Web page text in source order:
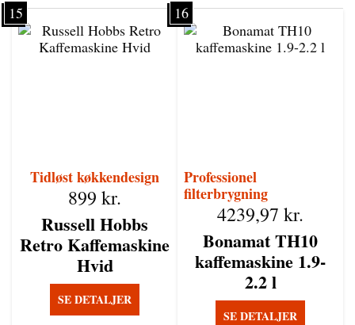
15
Tidløst køkkendesign
Russell Hobbs
Retro Kaffemaskine
Hvid
899 kr.
SE DETALJER
16
Professionel
filterbrygning
Bonamat TH10
kaffemaskine 1.9-
2.2 l
4239,97 kr.
SE DETALJER